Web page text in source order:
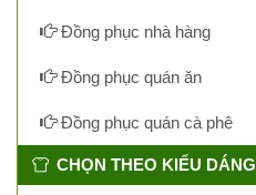
Đồng phục nhà hàng
Đồng phục quán ăn
Đồng phục quán cà phê
CHỌN THEO KIỂU DÁNG